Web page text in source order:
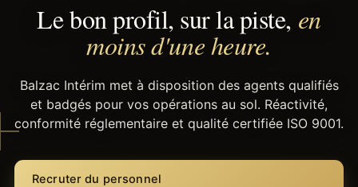
Le bon profil, sur la piste, en
moins d'une heure.
Balzac Intérim met à disposition des agents qualifiés
et badgés pour vos opérations au sol. Réactivité,
conformité réglementaire et qualité certifiée ISO 9001.
Recruter du personnel